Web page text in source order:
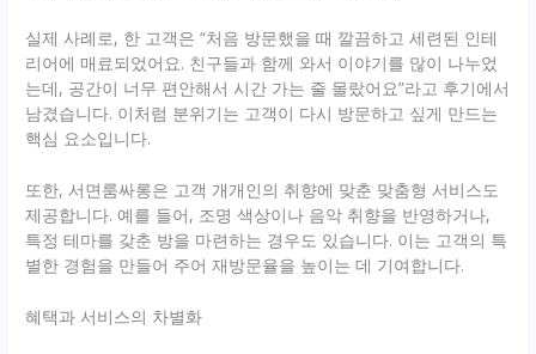
실제 사례로, 한 고객은 “처음 방문했을 때 깔끔하고 세련된 인테
리어에 매료되었어요. 친구들과 함께 와서 이야기를 많이 나누었
는데, 공간이 너무 편안해서 시간 가는 줄 몰랐어요”라고 후기에서
남겼습니다. 이처럼 분위기는 고객이 다시 방문하고 싶게 만드는
핵심 요소입니다.
또한, 서면룸싸롱은 고객 개개인의 취향에 맞춘 맞춤형 서비스도
제공합니다. 예를 들어, 조명 색상이나 음악 취향을 반영하거나,
특정 테마를 갖춘 방을 마련하는 경우도 있습니다. 이는 고객의 특
별한 경험을 만들어 주어 재방문율을 높이는 데 기여합니다.
혜택과 서비스의 차별화